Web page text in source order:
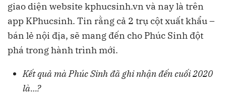
giao diện website kphucsinh.vn và nay là trên
app KPhucsinh. Tin rằng cả 2 trụ cột xuất khẩu –
bán lẻ nội địa, sẽ mang đến cho Phúc Sinh đột
phá trong hành trình mới.
Kết quả mà Phúc Sinh đã ghi nhận đến cuối 2020
là…?